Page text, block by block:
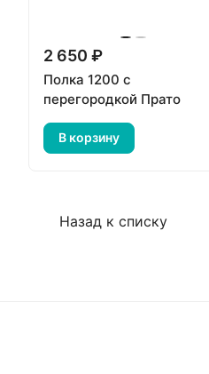
2 650 ₽
Полка 1200 с
перегородкой Прато
В корзину
Назад к списку